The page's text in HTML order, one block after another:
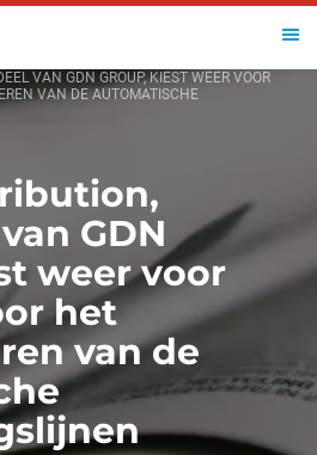
VAN GDN GROUP, KIEST WEER VOOR
VAN DE AUTOMATISCHE
GDN
weer voor
het
van de